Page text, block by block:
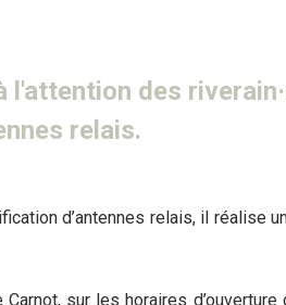
des
relais.
d’antennes relais, il réalise
sur les horaires